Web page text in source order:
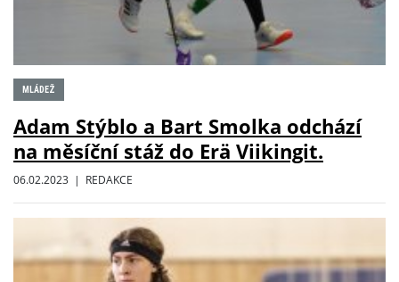
MLÁDEŽ
Adam Stýblo a Bart Smolka odchází
na měsíční stáž do Erä Viikingit.
06.02.2023 | REDAKCE